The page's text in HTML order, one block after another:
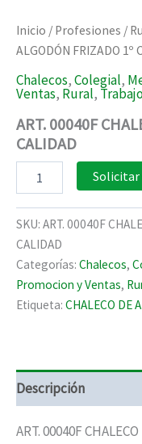
Inicio / Profesiones /
ALGODÓN FRIZADO 1º
Chalecos,Colegial,
Ventas, Rural,
ART. 00040F
CALIDAD
00040F
DE
ALGODÓN
FRIZADO
1º
CALIDAD
cantidad
SKU: ART. 00040F
CALIDAD
Categorías: Chalecos,
Promocion y Ventas,
Etiqueta: CHALECO DE
Descripción
ART. 00040F